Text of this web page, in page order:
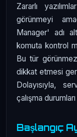
Zararlı
görünmeyi
Manager' adı
komuta kontrol
Bu tür
dikkat etmesi
Dolayısıyla,
çalışma
Başlangıç